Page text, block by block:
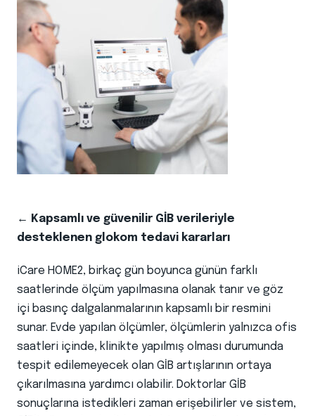
← Kapsamlı ve güvenilir GİB verileriyle
desteklenen glokom tedavi kararları
iCare HOME2, birkaç gün boyunca günün farklı
saatlerinde ölçüm yapılmasına olanak tanır ve göz
içi basınç dalgalanmalarının kapsamlı bir resmini
sunar. Evde yapılan ölçümler, ölçümlerin yalnızca ofis
saatleri içinde, klinikte yapılmış olması durumunda
tespit edilemeyecek olan GİB artışlarının ortaya
çıkarılmasına yardımcı olabilir. Doktorlar GİB
sonuçlarına istedikleri zaman erişebilirler ve sistem,